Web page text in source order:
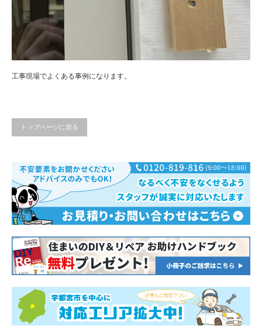
工事現場でよくある事例になります。
トップページに戻る